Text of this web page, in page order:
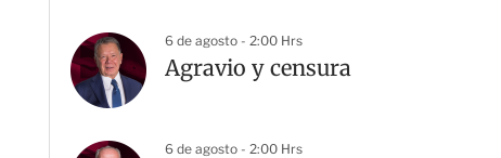
6 de agosto - 2:00 Hrs
Agravio y censura
6 de agosto - 2:00 Hrs